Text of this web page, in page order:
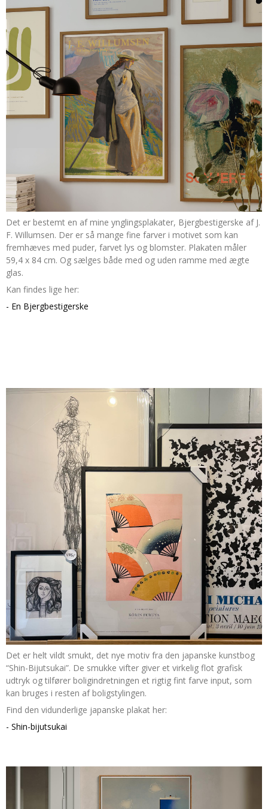
Det er bestemt en af mine ynglingsplakater, Bjergbestigerske af J.
F. Willumsen. Der er så mange fine farver i motivet som kan
fremhæves med puder, farvet lys og blomster. Plakaten måler
59,4 x 84 cm. Og sælges både med og uden ramme med ægte
glas.
Kan findes lige her:
- En Bjergbestigerske
Det er helt vildt smukt, det nye motiv fra den japanske kunstbog
“Shin-Bijutsukai”. De smukke vifter giver et virkelig flot grafisk
udtryk og tilfører boligindretningen et rigtig fint farve input, som
kan bruges i resten af boligstylingen.
Find den vidunderlige japanske plakat her:
- Shin-bijutsukai